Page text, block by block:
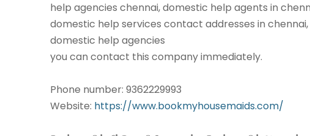
help agencies chennai, domestic help agents in
domestic help services contact addresses in chennai,
domestic help agencies
you can contact this company immediately.
Phone number: 9362229993
Website: https://www.bookmyhousemaids.com/